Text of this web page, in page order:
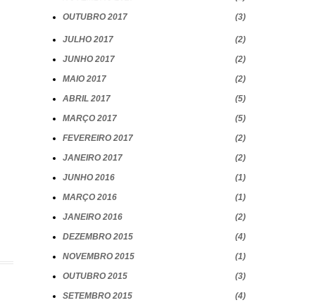
OUTUBRO 2017
3
JULHO 2017
2
JUNHO 2017
2
MAIO 2017
2
ABRIL 2017
5
MARÇO 2017
5
FEVEREIRO 2017
2
JANEIRO 2017
2
JUNHO 2016
1
MARÇO 2016
1
JANEIRO 2016
2
DEZEMBRO 2015
4
NOVEMBRO 2015
1
OUTUBRO 2015
3
SETEMBRO 2015
4